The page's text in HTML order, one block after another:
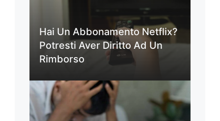
Hai Un Abbonamento Netflix?
Potresti Aver Diritto Ad Un
Rimborso